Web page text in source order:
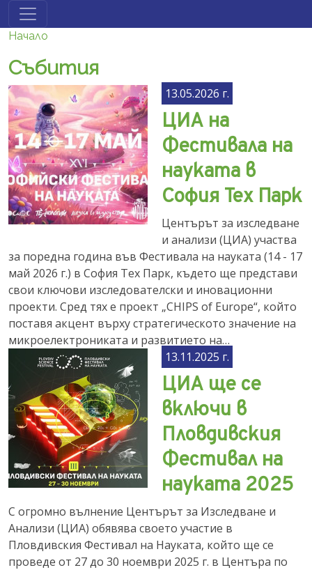
Премини към основното съдържание
Начало
Събития
13.05.2026 г.
ЦИА на
Фестивала на
науката в
София Тех Парк
Центърът за изследване
и анализи (ЦИА) участва
за поредна година във Фестивала на науката (14 - 17
май 2026 г.) в София Тех Парк, където ще представи
свои ключови изследователски и иновационни
проекти. Сред тях е проект „CHIPS of Europe“, който
поставя акцент върху стратегическото значение на
микроелектрониката и развитието на…
13.11.2025 г.
ЦИА ще се
включи в
Пловдивския
Фестивал на
науката 2025
С огромно вълнение Центърът за Изследване и
Анализи (ЦИА) обявява своето участие в
Пловдивския Фестивал на Науката, който ще се
проведе от 27 до 30 ноември 2025 г. в Центъра по